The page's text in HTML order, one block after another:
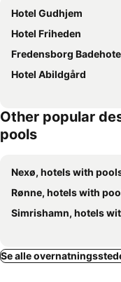
Hotel Gudhjem
Hotel Friheden
Fredensborg
Hotel Abildgård
Other popular
pools
Nexø, hotels with
Rønne, hotels with
Simrishamn, hotels with
Se alle